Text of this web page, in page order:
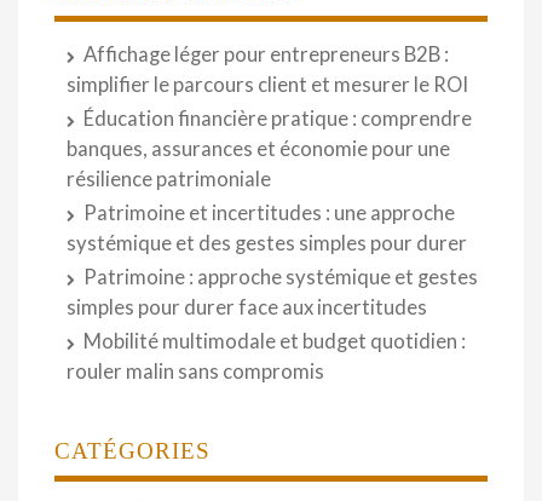
Affichage léger pour entrepreneurs B2B :
simplifier le parcours client et mesurer le ROI
Éducation financière pratique : comprendre
banques, assurances et économie pour une
résilience patrimoniale
Patrimoine et incertitudes : une approche
systémique et des gestes simples pour durer
Patrimoine : approche systémique et gestes
simples pour durer face aux incertitudes
Mobilité multimodale et budget quotidien :
rouler malin sans compromis
CATÉGORIES